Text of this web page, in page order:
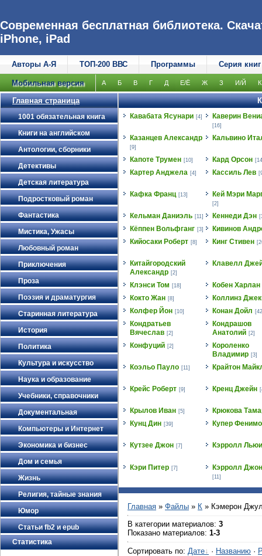
Современная бесплатная библиотека.
iPhone, iPad
Авторы А-Я ТОП-200 ВВС Программы Серия книг
Мобильная версия А Б В Г Д Е/Ё Ж З И/Й К
Главная страница
1001 обязательная книга
Книги на английском
Антологии, сборники
Детективы
Детская литература
Подростковый роман
Фантастика
Мистика, Ужасы
Любовный роман
Приключения
Проза
Поэзия и драматургия
Старинная литература
История
Политика
Культура и искусство
Наука и образование
Учебники, справочники
Документальная
Компьютеры и Интернет
Экономика и бизнес
Дом и семья
Жизнь
Религия, тайные знания
Юмор
Статьи fb2 и epub
Статистика
Кавабата Ясунари [4] Каверин
[16]
Казанцев Александр
[9]
Кальвино
Капоте Трумен [10] Кард Орсон
Картер Анджела [4] Кассиль Лев
Кафка Франц [13] Кей Мэри
[2]
Кельман Даниэль [11] Кеннеди Дэн
Кёппен Вольфганг [3]
Кивинов
Кийосаки Роберт [8] Кинг Стивен
Китайгородский
Александр [2]
Клавелл
Клэнси Том [18]
Кобен Харлан
Кокто Жан [8]
Коллинз
Колфер Йон [10] Конан Дойл
Кондратьев
Вячеслав [2]
Кондрашов
Анатолий [2]
Конфуций [2]
Короленко
Владимир [3]
Коэльо Пауло [11] Крайтон
Крейс Роберт [9] Кренц Джейн
Крылов Иван [5]
Крюкова
Кунц Дин [39] Купер
Кутзее Джон [7] Кэрролл
Кэри Питер [7] Кэрролл
[11]
Главная » Файлы » К » Кэмерон
В категории материалов: 3
Показано материалов: 1-3
Сортировать по: Дате · Названию ·